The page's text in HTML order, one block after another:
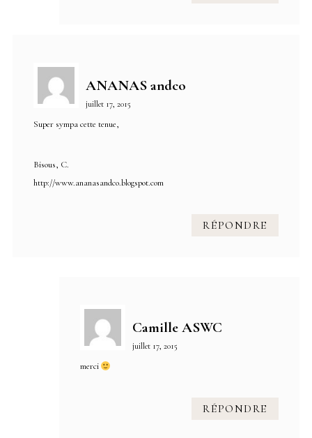
ANANAS andco
juillet 17, 2015
Super sympa cette tenue,
Bisous, C.
http://www.ananasandco.blogspot.com
RÉPONDRE
Camille ASWC
juillet 17, 2015
merci
RÉPONDRE